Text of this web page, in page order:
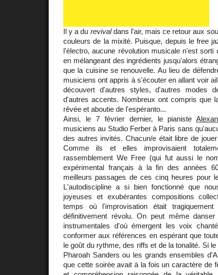
Il y a du revivaldans l'air, mais ce retour aux
couleurs de la mixité. Puisque, depuis le free
l'électro, aucune révolution musicale n'est sorti
en mélangeant des ingrédients jusqu'alors
que la cuisine se renouvelle. Au lieu de
musiciens ont appris à s'écouter en allant voir
découvert d'autres styles, d'autres modes
d'autres accents. Nombreux ont compris que
rêvée et aboutie de l'espéranto...
Ainsi, le 7 février dernier, le pianiste
musiciens au Studio Ferber à Paris sans
des autres invités. Chacun/e était libre de
Comme ils et elles improvisaient
rassemblement We Free (qui fut aussi le
expérimental français à la fin des années
meilleurs passages de ces cinq heures pour
L'autodiscipline a si bien fonctionné que
joyeuses et exubérantes compositions
temps où l'improvisation était
définitivement révolu. On peut même
instrumentales d'où émergent les voix
conformer aux références en espérant que
le goût du rythme, des riffs et de la tonalité. Si
Pharoah Sanders ou les grands ensembles
que cette soirée avait à la fois un caractère de